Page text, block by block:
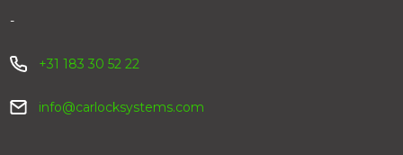
-
+31 183 30 52 22
info@carlocksystems.com